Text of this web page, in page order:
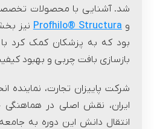
و Profhilo® Structura نیز
بود که به پزشکان کمک کرد با
بازسازی بافت چربی و بهبود
ایران، نقش اصلی در هماهنگی
انتقال دانش این دوره به